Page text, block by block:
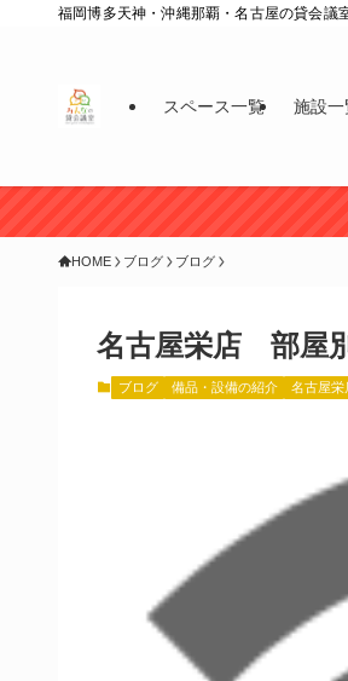
福岡博多天神・沖縄那覇・名古屋の貸会議
スペース一覧 施設一
HOME ブログ ブログ
名古屋栄店 部屋
ブログ 備品・設備の紹介 名古屋栄